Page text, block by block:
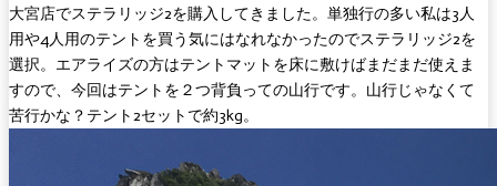
大宮店でステラリッジ2を購入してきました。単独行の多い私は3人
用や4人用のテントを買う気にはなれなかったのでステラリッジ2を
選択。エアライズの方はテントマットを床に敷けばまだまだ使えま
すので、今回はテントを２つ背負っての山行です。山行じゃなくて
苦行かな？テント2セットで約3kg。